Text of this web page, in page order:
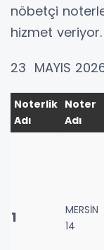
nöbetçi
hizmet veriyor.
23 MAYIS 2026
Noterlik
Adı
Noter
Adı
1
MERSİN
14